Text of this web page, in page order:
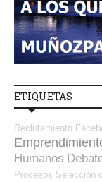
ETIQUETAS
Reclutamiento
Humanos
Procesos Selección